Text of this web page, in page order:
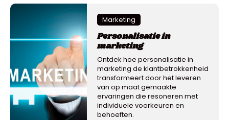
Marketing
Personalisatie in
marketing
Ontdek hoe personalisatie in
marketing de klantbetrokkenheid
transformeert door het leveren
van op maat gemaakte
ervaringen die resoneren met
individuele voorkeuren en
behoeften.